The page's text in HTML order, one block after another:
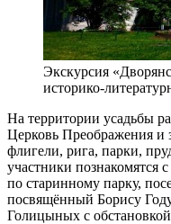
Экскурсия
историко-
На территории усадьбы
Церковь Преображения и
флигели, рига, парки,
участники познакомятся
по старинному парку,
посвящённый Борису
Голицыных с